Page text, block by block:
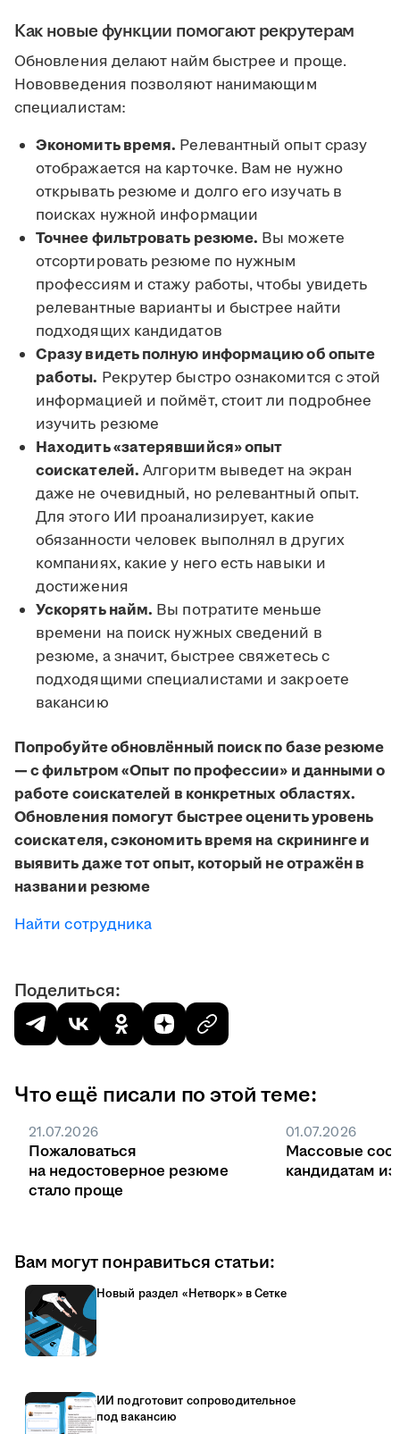
Как новые функции помогают рекрутерам
Обновления делают найм быстрее и проще.
Нововведения позволяют нанимающим
специалистам:
Экономить время. Релевантный опыт сразу
отображается на карточке. Вам не нужно
открывать резюме и долго его изучать в
поисках нужной информации
Точнее фильтровать резюме. Вы можете
отсортировать резюме по нужным
профессиям и стажу работы, чтобы увидеть
релевантные варианты и быстрее найти
подходящих кандидатов
Сразу видеть полную информацию об опыте
работы. Рекрутер быстро ознакомится с этой
информацией и поймёт, стоит ли подробнее
изучить резюме
Находить «затерявшийся» опыт
соискателей. Алгоритм выведет на экран
даже не очевидный, но релевантный опыт.
Для этого ИИ проанализирует, какие
обязанности человек выполнял в других
компаниях, какие у него есть навыки и
достижения
Ускорять найм. Вы потратите меньше
времени на поиск нужных сведений в
резюме, а значит, быстрее свяжетесь с
подходящими специалистами и закроете
вакансию
Попробуйте обновлённый поиск по базе резюме
— с фильтром «Опыт по профессии» и данными о
работе соискателей в конкретных областях.
Обновления помогут быстрее оценить уровень
соискателя, сэкономить время на скрининге и
выявить даже тот опыт, который не отражён в
названии резюме
Найти сотрудника
Поделиться:
Что ещё писали по этой теме:
21.07.2026
Пожаловаться
на недостоверное резюме
стало проще
01.07.2026
Массовые
кандидатам
Вам могут понравиться статьи:
Новый раздел «Нетворк» в Сетке
ИИ подготовит сопроводительное
под вакансию